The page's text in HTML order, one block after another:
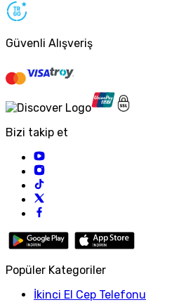
Güvenli Alışveriş
Bizi takip et
Popüler Kategoriler
İkinci El Cep Telefonu